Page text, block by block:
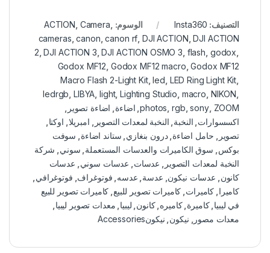
التصنيف: Insta360 الوسوم: ACTION, Camera,
cameras,canon,canon rf,DJI ACTION,DJI ACTION
2,DJI ACTION 3,DJI ACTION OSMO 3, flash, godox,
Godox MF12, Godox MF12 macro,Godox MF12
Macro Flash 2-Light Kit,led, LED Ring Light Kit,
ledrgb,LIBYA,light,Lighting Studio, macro, NIKON,
photos,rgb,sony, ZOOM
, اضاءة, اضاءة تصوير ,
اكسسوارات, النخبة, النخبة لمعدات التصوير , امبريلا, اوكتا,
تصوير , حامل اضاءة,درون بنغازي, ستاند اضاءة, سوفت
بوكس, سوق الكاميرات والعدسات المستعملة, سوني, شركة
النخبة لمعدات التصوير , عدسات, عدسات سوني, عدسات
كانون, عدسات نيكون, عدسة, عدسه, فوتوغراف, فوتوغرافي,
كاميرا, كاميرات, كاميرات تصوير للبيع, كاميرات تصوير للبيع
في ليبيا,كاميرة,كاميره,كانون, ليبيا, معدات تصوير ليبيا,
معدات مصور , نيكون, نيكونAccessories